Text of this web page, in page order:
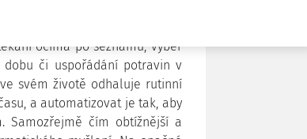
nějakých položek. Třeba
jak je uspořádáno zboží v
očima po seznamu, výběr
či uspořádání potravin v
svém životě odhaluje rutinní
a automatizovat je tak, aby
čím obtížnější a